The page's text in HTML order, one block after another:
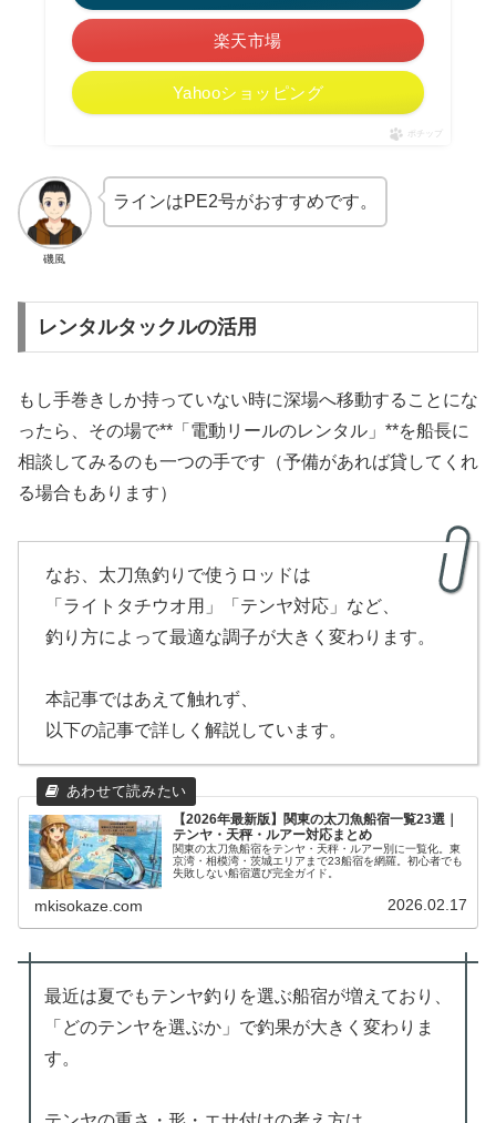
楽天市場
Yahooショッピング
ポチップ
磯風
ラインはPE2号がおすすめです。
レンタルタックルの活用
もし手巻きしか持っていない時に深場へ移動することにな
ったら、その場で**「電動リールのレンタル」**を船長に
相談してみるのも一つの手です（予備があれば貸してくれ
る場合もあります）
なお、太刀魚釣りで使うロッドは
「ライトタチウオ用」「テンヤ対応」など、
釣り方によって最適な調子が大きく変わります。
本記事ではあえて触れず、
以下の記事で詳しく解説しています。
【2026年最新版】関東の太刀魚船宿一覧23選｜
テンヤ・天秤・ルアー対応まとめ
関東の太刀魚船宿をテンヤ・天秤・ルアー別に一覧化。東
京湾・相模湾・茨城エリアまで23船宿を網羅。初心者でも
失敗しない船宿選び完全ガイド。
mkisokaze.com 2026.02.17
最近は夏でもテンヤ釣りを選ぶ船宿が増えており、
「どのテンヤを選ぶか」で釣果が大きく変わりま
す。